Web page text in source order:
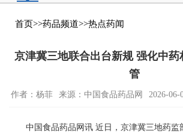
首页>>药品频道>>热点药闻
京津冀三地联合出台新规 强化中药
管
作者：杨菲 来源：中国食品药品网 2026-06-
中国食品药品网讯 近日，京津冀三地药监